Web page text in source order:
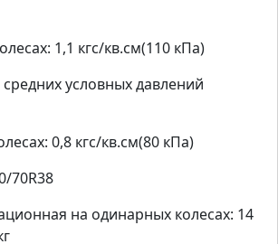
1,1 кгс/кв.см(110 кПа)
условных давлений
0,8 кгс/кв.см(80 кПа)
70R38
на одинарных колесах: 14